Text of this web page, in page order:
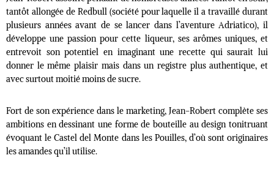
tantôt allongée de Redbull (société pour laquelle il a travaillé durant
plusieurs années avant de se lancer dans l’aventureAdriatico), il
développe une passion pour cette liqueur, ses arômes uniques, et
entrevoit son potentiel en imaginant une recette qui saurait lui
donner le même plaisir mais dans un registre plus authentique, et
avec surtout moitié moins de sucre.
Fort de son expérience dans le marketing, Jean-Robert complète ses
ambitions en dessinant une forme de bouteille au design tonitruant
évoquant le Castel del Monte dans les Pouilles, d’où sont originaires
les amandes qu’il utilise.